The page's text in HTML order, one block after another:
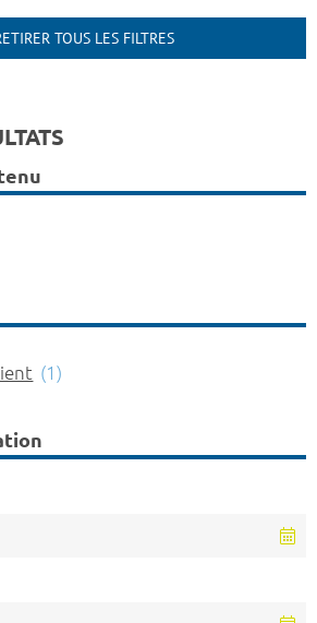
TOUS LES FILTRES
(1)